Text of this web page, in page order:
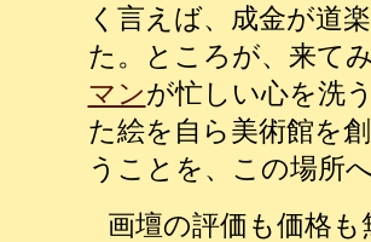
く言えば、成金が道
た。ところが、来て
マンが忙しい心を洗
た絵を自ら美術館を
うことを、この場所
画壇の評価も価格